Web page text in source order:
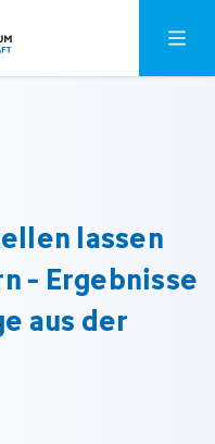
lassen
- Ergebnisse
aus der